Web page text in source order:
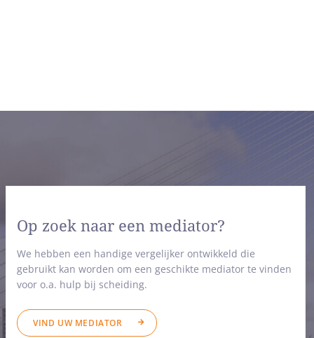
Op zoek naar een mediator?
We hebben een handige vergelijker ontwikkeld die
gebruikt kan worden om een geschikte mediator te vinden
voor o.a. hulp bij scheiding.
VIND UW MEDIATOR